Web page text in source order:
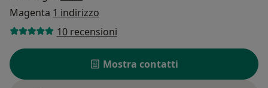
Magenta 1 indirizzo
10 recensioni
Mostra contatti